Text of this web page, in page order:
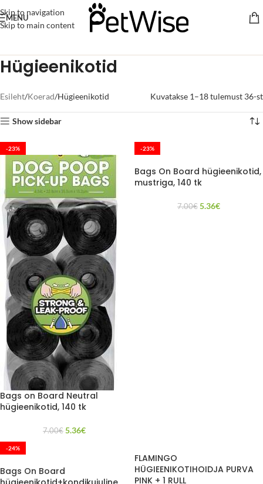
Skip to navigation
Skip to main content
MENU
Hügieenikotid
Esileht Koerad Hügieenikotid Kuvatakse 1–18 tulemust 36-st
Show sidebar
-23%
Bags on Board Neutral
hügieenikotid, 140 tk
7.00€ 5.36€
-23%
Bags On Board hügieenikotid,
mustriga, 140 tk
7.00€ 5.36€
-24%
Bags On Board
FLAMINGO
HÜGIEENIKOTIHOIDJA PURVA
PINK + 1 RULL